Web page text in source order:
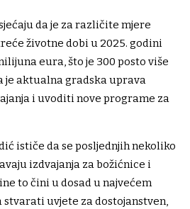
da je za različite mjere
životne dobi u 2025. godini
eura, što je 300 posto više
je aktualna gradska uprava
i uvoditi nove programe za
ističe da se posljednjih nekoliko
izdvajanja za božićnice i
to čini u dosad u najvećem
stvarati uvjete za dostojanstven,